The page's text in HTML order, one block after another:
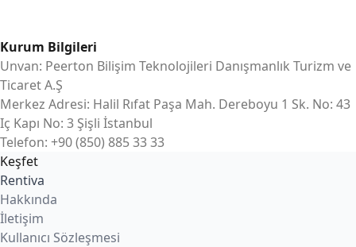
Kurum Bilgileri
Unvan: Peerton Bilişim Teknolojileri Danışmanlık Turizm ve
Ticaret A.Ş
Merkez Adresi: Halil Rıfat Paşa Mah. Dereboyu 1 Sk. No: 43
Iç Kapı No: 3 Şişli İstanbul
Telefon: +90 (850) 885 33 33
Keşfet
Rentiva
Hakkında
İletişim
Kullanıcı Sözleşmesi